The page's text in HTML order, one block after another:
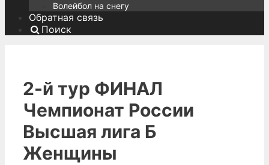
Волейбол на снегу
Обратная связь
Поиск
2-й тур ФИНАЛ
Чемпионат России
Высшая лига Б
Женщины